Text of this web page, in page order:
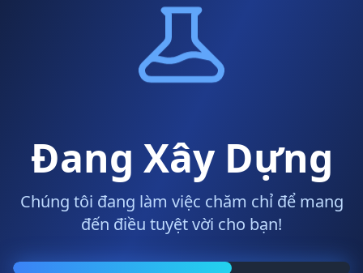
Đang Xây Dựng
Chúng tôi đang làm việc chăm chỉ để mang
đến điều tuyệt vời cho bạn!